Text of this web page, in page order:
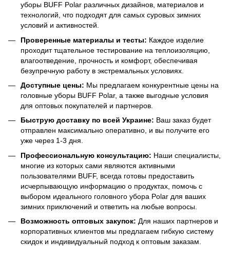
уборы BUFF Polar различных дизайнов, материалов и
технологий, что подходят для самых суровых зимних
условий и активностей.
Проверенные материалы и тесты: Каждое изделие
проходит тщательное тестирование на теплоизоляцию,
влагоотведение, прочность и комфорт, обеспечивая
безупречную работу в экстремальных условиях.
Доступные цены: Мы предлагаем конкурентные цены на
головные уборы BUFF Polar, а также выгодные условия
для оптовых покупателей и партнеров.
Быструю доставку по всей Украине: Ваш заказ будет
отправлен максимально оперативно, и вы получите его
уже через 1-3 дня.
Профессиональную консультацию: Наши специалисты,
многие из которых сами являются активными
пользователями BUFF, всегда готовы предоставить
исчерпывающую информацию о продуктах, помочь с
выбором идеального головного убора Polar для ваших
зимних приключений и ответить на любые вопросы.
Возможность оптовых закупок: Для наших партнеров и
корпоративных клиентов мы предлагаем гибкую систему
скидок и индивидуальный подход к оптовым заказам.